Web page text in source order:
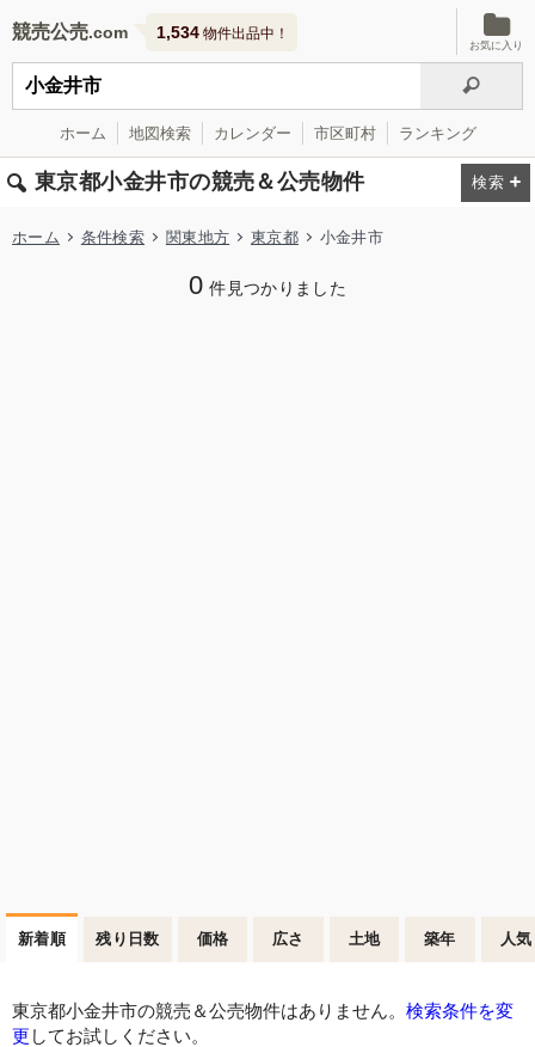
競売公売 1,534 物件出品中！
お気に入り
ホーム 地図検索 カレンダー 市区町村 ランキング
東京都小金井市の競売＆公売物件
ホーム 条件検索 関東地方 東京都 小金井市
0 件見つかりました
新着順 残り日数 価格 広さ 土地 築年 人気
東京都小金井市の競売＆公売物件はありません。 検索条件を変
更 してお試しください。